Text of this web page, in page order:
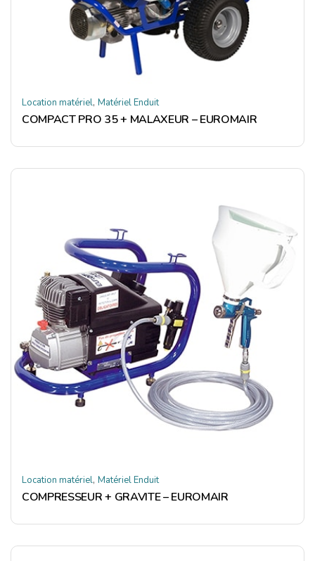
Location matériel, Matériel Enduit
COMPACT PRO 35 + MALAXEUR – EUROMAIR
Location matériel, Matériel Enduit
COMPRESSEUR + GRAVITE – EUROMAIR